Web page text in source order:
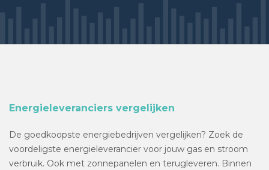
Energieleveranciers vergelijken
De goedkoopste energiebedrijven vergelijken? Zoek de
voordeligste energieleverancier voor jouw gas en stroom
verbruik. Ook met zonnepanelen en terugleveren. Binnen